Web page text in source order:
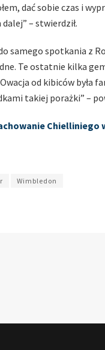
dać sobie czas i
– stwierdził.
samego spotkania z
Te ostatnie kilka
od kibiców była
takiej porażki” –
Chielliniego
Wimbledon